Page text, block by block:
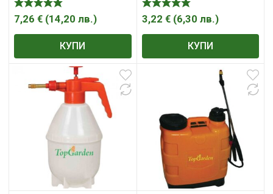
7,26 € (14,20 лв.)
КУПИ
3,22 € (6,30 лв.)
КУПИ